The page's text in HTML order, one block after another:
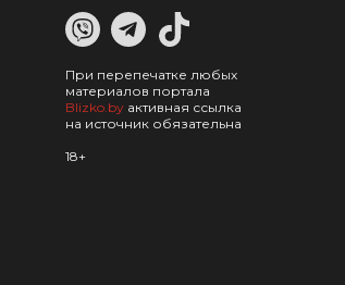
При перепечатке любых
материалов портала
Blizko.by активная ссылка
на источник обязательна
18+